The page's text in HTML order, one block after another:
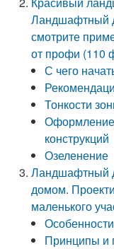
Ландшафтный
смотрите
от профи (110
С чего
Тонкости
конструкций
Озеленение
Ландшафтный
домом.
маленького
Принципы и